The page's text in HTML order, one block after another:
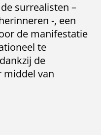
surrealisten –
-, een
de manifestatie
te
de
middel van